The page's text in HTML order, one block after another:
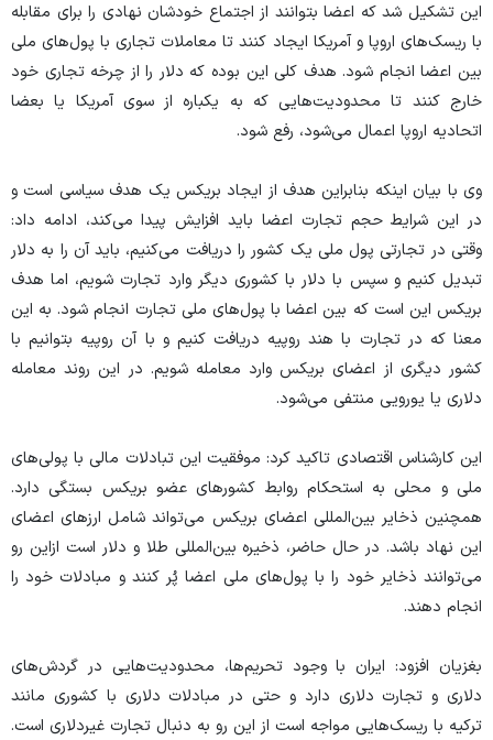
این تشکیل شد که اعضا بتوانند از اجتماع خودشان نهادی را برای مقابله
با ریسک‌های اروپا و آمریکا ایجاد کنند تا معاملات تجاری با پول‌های ملی
بین اعضا انجام شود. هدف کلی این بوده که دلار را از چرخه تجاری خود
خارج کنند تا محدودیت‌هایی که به یکباره از سوی آمریکا یا بعضا
اتحادیه اروپا اعمال می‌شود، رفع شود.
وی با بیان اینکه بنابراین هدف از ایجاد بریکس یک هدف سیاسی است و
در این شرایط حجم تجارت اعضا باید افزایش پیدا می‌کند، ادامه داد:
وقتی در تجارتی پول ملی یک کشور را دریافت می‌کنیم، باید آن را به دلار
تبدیل کنیم و سپس با دلار با کشوری دیگر وارد تجارت شویم، اما هدف
بریکس این است که بین اعضا با پول‌های ملی تجارت انجام شود. به این
معنا که در تجارت با هند روپیه دریافت کنیم و با آن روپیه بتوانیم با
کشور دیگری از اعضای بریکس وارد معامله شویم. در این روند معامله
دلاری یا یورویی منتفی می‌شود.
این کارشناس اقتصادی تاکید کرد: موفقیت این تبادلات مالی با پولی‌های
ملی و محلی به استحکام روابط کشور‌های عضو بریکس بستگی دارد.
همچنین ذخایر بین‌المللی اعضای بریکس می‌تواند شامل ارز‌های اعضای
این نهاد باشد. در حال حاضر، ذخیره بین‌المللی طلا و دلار است ازاین رو
می‌توانند ذخایر خود را با پول‌های ملی اعضا پُر کنند و مبادلات خود را
انجام دهند.
بغزیان افزود: ایران با وجود تحریم‌ها، محدودیت‌هایی در گردش‌های
دلاری و تجارت دلاری دارد و حتی در مبادلات دلاری با کشوری مانند
ترکیه با ریسک‌هایی مواجه است از این رو به دنبال تجارت غیردلاری است.